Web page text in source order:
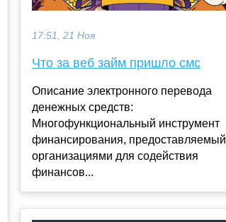
17:51, 21 Ноя
Что за веб займ пришло смс
Описание электронного перевода
денежных средств:
Многофункциональный инструмент
финансирования, предоставляемый
организациями для содействия
финансов...